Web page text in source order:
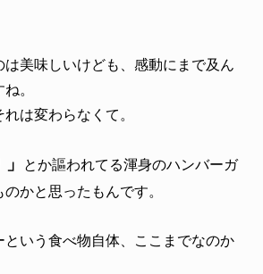
美味しいけども、感動にまで及ん
。
は変わらなくて。
とか謳われてる渾身のハンバーガ
かと思ったもんです。
という食べ物自体、ここまでなのか